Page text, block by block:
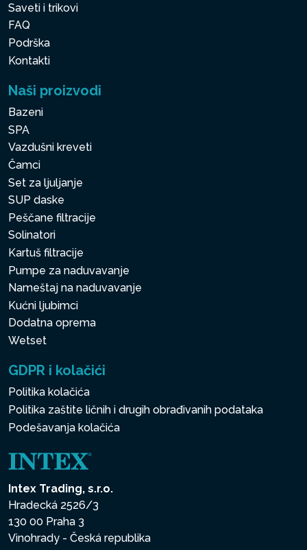
Saveti i trikovi
FAQ
Podrška
Kontakti
Naši proizvodi
Bazeni
SPA
Vazdušni kreveti
Čamci
Set za ljuljanje
SUP daske
Peščane filtracije
Solinatori
Kartuš filtracije
Pumpe za naduvavanje
Nameštaj na naduvavanje
Kućni ljubimci
Dodatna oprema
Wetset
GDPR i kolačići
Politika kolačića
Politika zaštite ličnih i drugih obrađivanih podataka
Podešavanja kolačića
Intex Trading, s.r.o.
Hradecká 2526/3
130 00 Praha 3
Vinohrady - Česká republika